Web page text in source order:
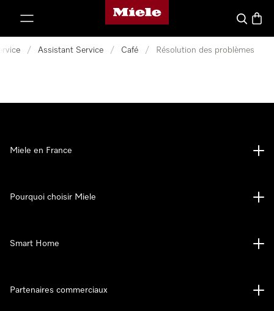
Page d'accueil Miele
Search
/ Assistant Service / Café / Résolution des problèmes
Miele en France
Pourquoi choisir Miele
Smart Home
Partenaires commerciaux